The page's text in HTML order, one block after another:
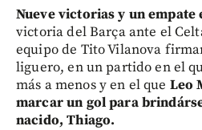
Nueve victorias y un empate
victoria del Barça ante el
equipo de Tito Vilanova
liguero, en un partido en el
más a menos y en el que Leo
marcar un gol para
nacido, Thiago.